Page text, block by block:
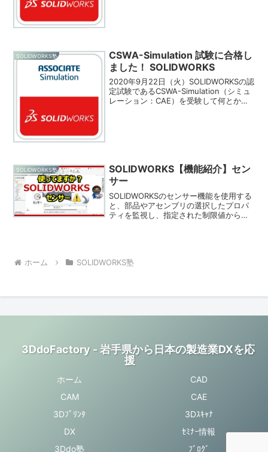
SOLIDWORKS塾
CSWA-Simulation 試験に合格し
ました！ SOLIDWORKS
2020年9月22日（火）SOLIDWORKSの認
定試験であるCSWA-Simulation（シミュ
レーション：CAE）を受験して何とか合
SOLIDWORKS塾
SOLIDWORKS【機能紹介】セン
サー
SOLIDWORKSのセンサー機能を使用する
と、部品やアセンブリの選択したプロパ
ティを監視し、指定された制限値から値
ホーム SOLIDWORKS塾
3DdoFactory - 岩手県から日本の製造業DXを応
援
ホーム
CAD
CAM
CAE
3Dﾌﾟﾘﾝﾀ
3Dｽｷｬﾅ
DX
ｾﾐﾅｰ情報
3Ddo塾
ﾌﾞﾛｸﾞ